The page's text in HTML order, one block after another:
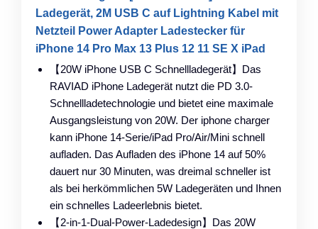
Ladegerät, 2M USB C auf Lightning Kabel mit
Netzteil Power Adapter Ladestecker für
iPhone 14 Pro Max 13 Plus 12 11 SE X iPad
【20W iPhone USB C Schnellladegerät】Das
RAVIAD iPhone Ladegerät nutzt die PD 3.0-
Schnellladetechnologie und bietet eine maximale
Ausgangsleistung von 20W. Der iphone charger
kann iPhone 14-Serie/iPad Pro/Air/Mini schnell
aufladen. Das Aufladen des iPhone 14 auf 50%
dauert nur 30 Minuten, was dreimal schneller ist
als bei herkömmlichen 5W Ladegeräten und Ihnen
ein schnelles Ladeerlebnis bietet.
【2-in-1-Dual-Power-Ladedesign】Das 20W